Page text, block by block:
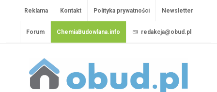
Reklama Kontakt Polityka prywatności Newsletter
Forum ChemiaBudowlana.info redakcja@obud.pl